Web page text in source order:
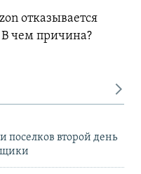
отказывается
В чем причина?
поселков второй день